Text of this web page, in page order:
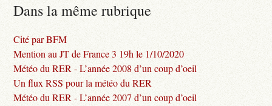
Dans la même rubrique
Cité par BFM
Mention au JT de France 3 19h le 1/10/2020
Météo du RER - L’année 2008 d’un coup d’oeil
Un flux RSS pour la météo du RER
Météo du RER - L’année 2007 d’un coup d’oeil